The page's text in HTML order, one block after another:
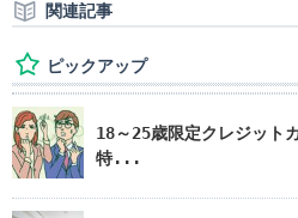
関連記事
ピックアップ
18～25歳限定クレジット
特...